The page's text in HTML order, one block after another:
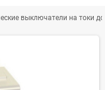
выключатели на токи